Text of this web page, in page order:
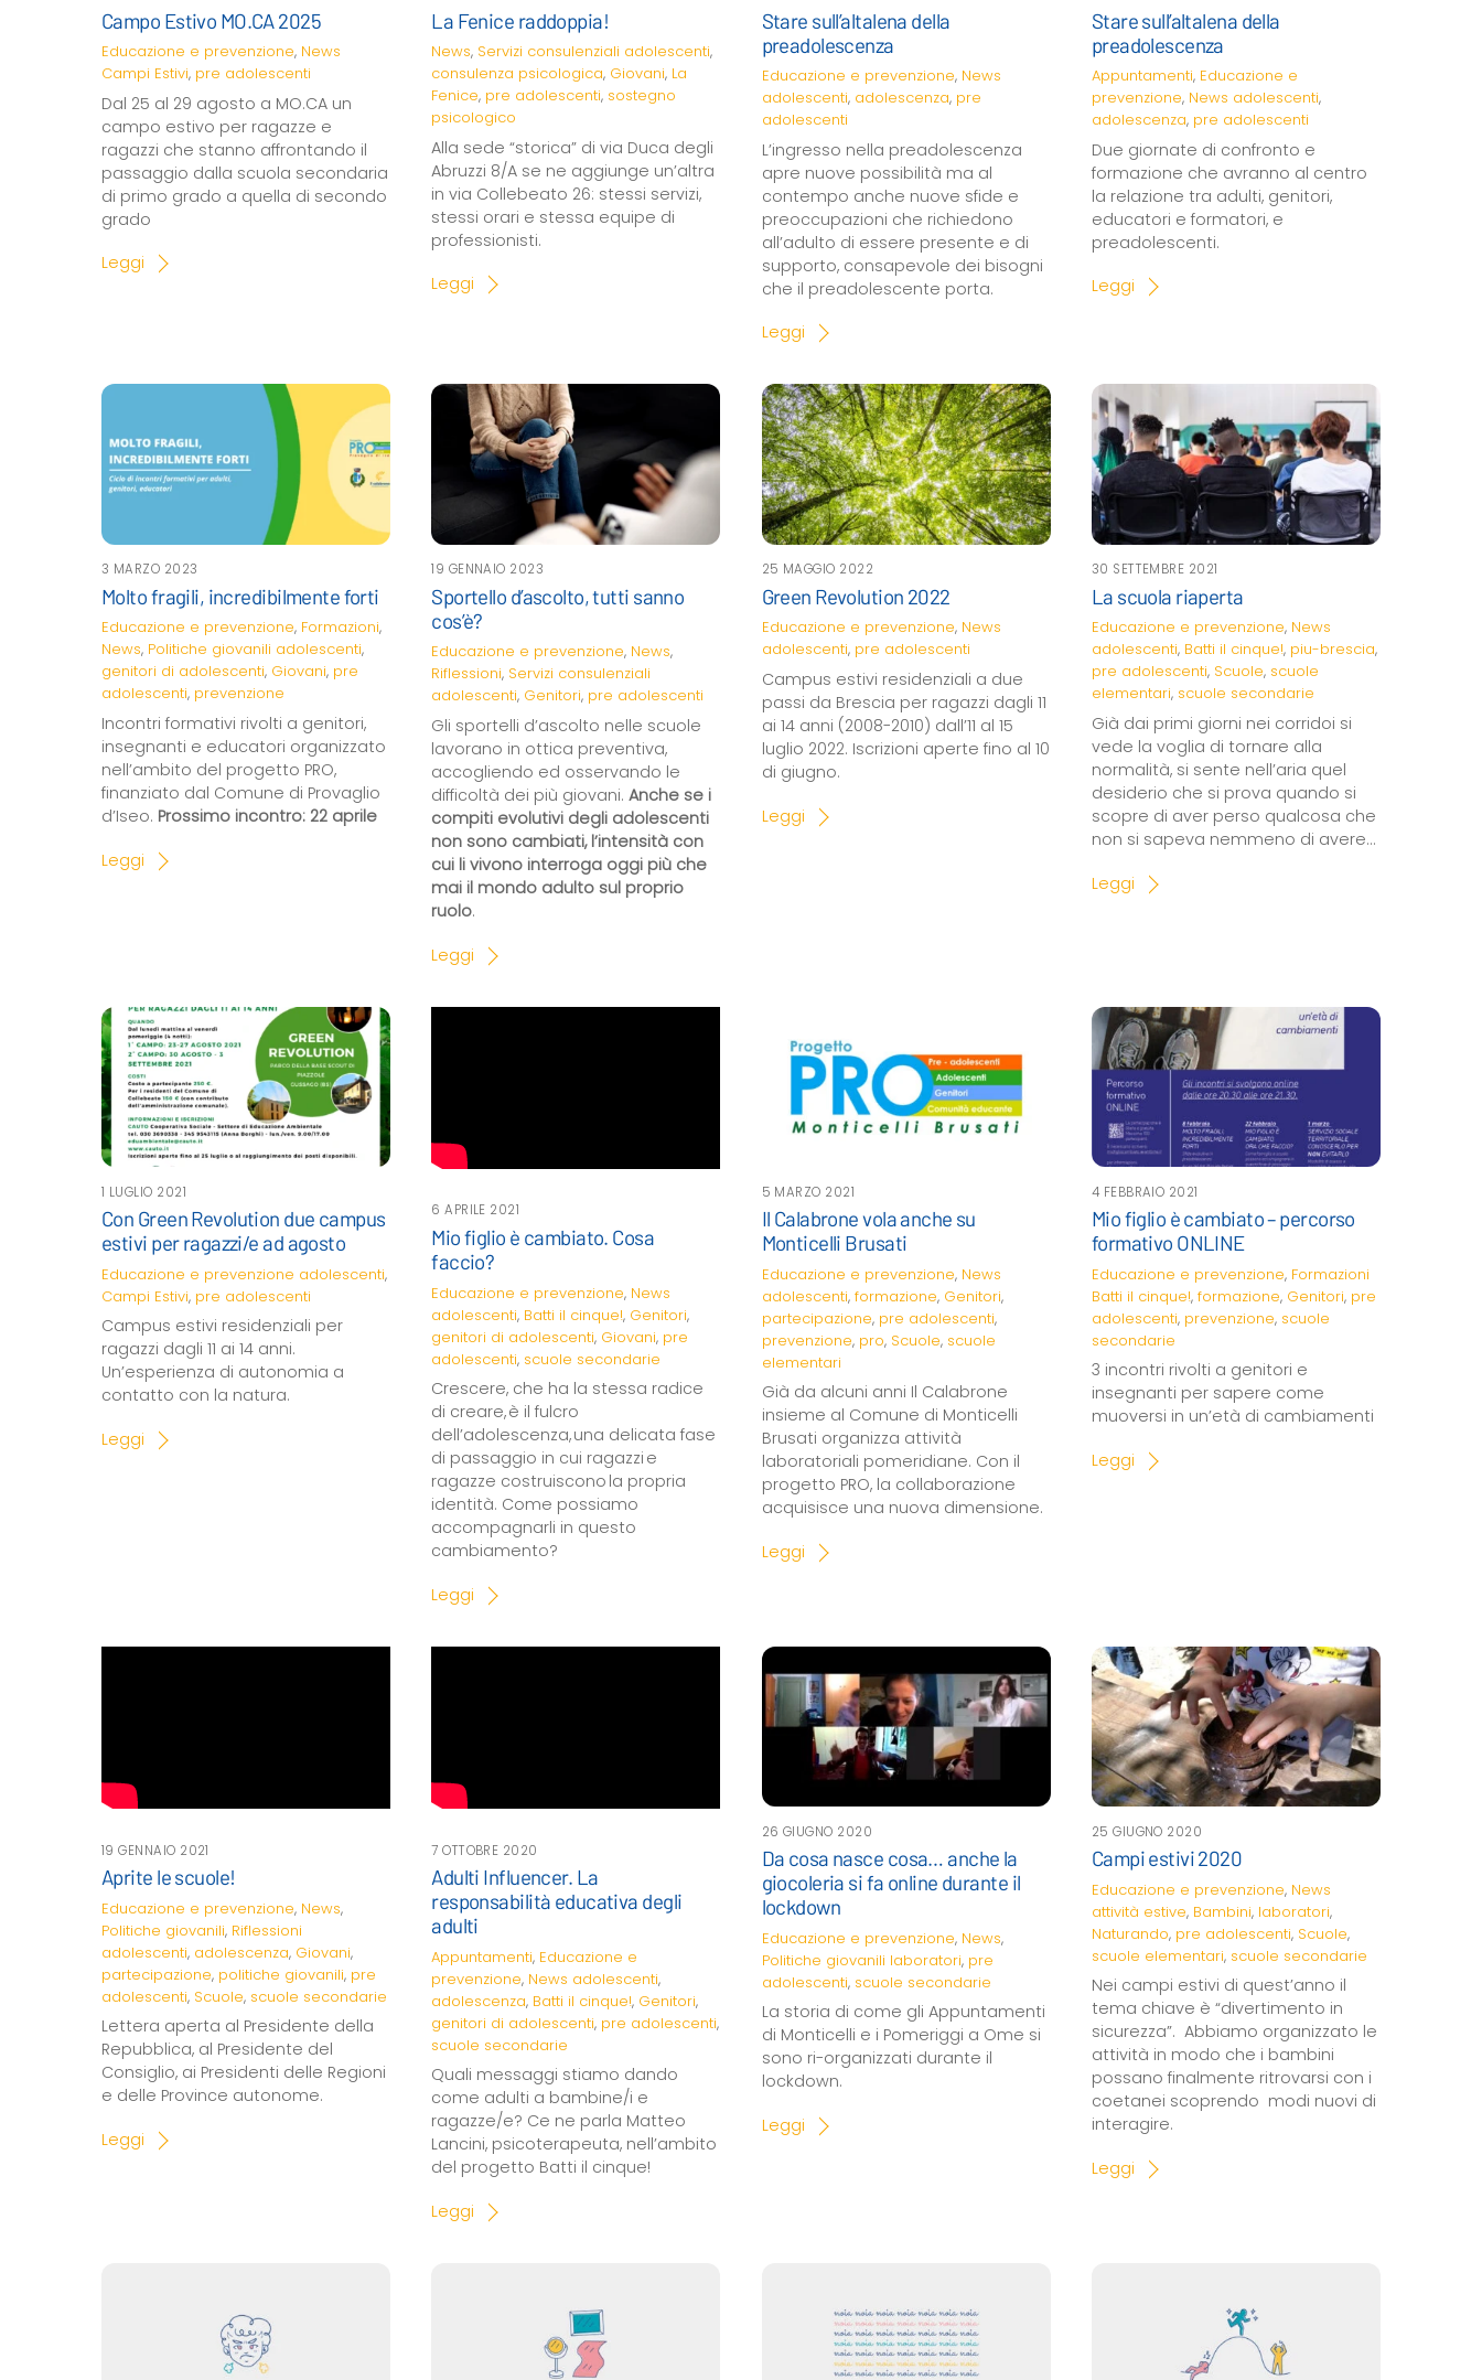
Campo Estivo MO.CA 2025
Educazione e prevenzione, News
Campi Estivi, pre adolescenti
Dal 25 al 29 agosto a MO.CA un
campo estivo per ragazze e
ragazzi che stanno affrontando il
passaggio dalla scuola secondaria
di primo grado a quella di secondo
grado
Leggi
La Fenice raddoppia!
News, Servizi consulenziali adolescenti,
consulenza psicologica, Giovani, La
Fenice, pre adolescenti, sostegno
psicologico
Alla sede “storica” di via Duca degli
Abruzzi 8/A se ne aggiunge un’altra
in via Collebeato 26: stessi servizi,
stessi orari e stessa equipe di
professionisti.
Leggi
Stare sull’altalena della
preadolescenza
Educazione e prevenzione, News
adolescenti, adolescenza, pre
adolescenti
L’ingresso nella preadolescenza
apre nuove possibilità ma al
contempo anche nuove sfide e
preoccupazioni che richiedono
all’adulto di essere presente e di
supporto, consapevole dei bisogni
che il preadolescente porta.
Leggi
Stare sull’altalena della
preadolescenza
Appuntamenti, Educazione e
prevenzione, News adolescenti,
adolescenza, pre adolescenti
Due giornate di confronto e
formazione che avranno al centro
la relazione tra adulti, genitori,
educatori e formatori, e
preadolescenti.
Leggi
3 MARZO 2023
Molto fragili, incredibilmente forti
Educazione e prevenzione, Formazioni,
News, Politiche giovanili adolescenti,
genitori di adolescenti, Giovani, pre
adolescenti, prevenzione
Incontri formativi rivolti a genitori,
insegnanti e educatori organizzato
nell’ambito del progetto PRO,
finanziato dal Comune di Provaglio
d’Iseo. Prossimo incontro: 22 aprile
Leggi
19 GENNAIO 2023
Sportello d’ascolto, tutti sanno
cos’è?
Educazione e prevenzione, News,
Riflessioni, Servizi consulenziali
adolescenti, Genitori, pre adolescenti
Gli sportelli d’ascolto nelle scuole
lavorano in ottica preventiva,
accogliendo ed osservando le
difficoltà dei più giovani.Anche se i
compiti evolutivi degli adolescenti
non sono cambiati, l’intensità con
cui li vivono interroga oggi più che
mai il mondo adulto sul proprio
ruolo.
Leggi
25 MAGGIO 2022
Green Revolution 2022
Educazione e prevenzione, News
adolescenti, pre adolescenti
Campus estivi residenziali a due
passi da Brescia per ragazzi dagli 11
ai 14 anni (2008-2010) dall’11 al 15
luglio 2022. Iscrizioni aperte fino al 10
di giugno.
Leggi
30 SETTEMBRE 2021
La scuola riaperta
Educazione e prevenzione, News
adolescenti, Batti il cinque!, piu-brescia,
pre adolescenti, Scuole, scuole
elementari, scuole secondarie
Già dai primi giorni nei corridoi si
vede la voglia di tornare alla
normalità, si sente nell’aria quel
desiderio che si prova quando si
scopre di aver perso qualcosa che
non si sapeva nemmeno di avere…
Leggi
1 LUGLIO 2021
Con Green Revolution due campus
estivi per ragazzi/e ad agosto
Educazione e prevenzione adolescenti,
Campi Estivi, pre adolescenti
Campus estivi residenziali per
ragazzi dagli 11 ai 14 anni.
Un’esperienza di autonomia a
contatto con la natura.
Leggi
6 APRILE 2021
Mio figlio è cambiato. Cosa
faccio?
Educazione e prevenzione, News
adolescenti, Batti il cinque!, Genitori,
genitori di adolescenti, Giovani, pre
adolescenti, scuole secondarie
Crescere, che ha la stessa radice
di creare, è il fulcro
dell’adolescenza, una delicata fase
di passaggio in cui ragazzi e
ragazze costruiscono la propria
identità. Come possiamo
accompagnarli in questo
cambiamento?
Leggi
5 MARZO 2021
Il Calabrone vola anche su
Monticelli Brusati
Educazione e prevenzione, News
adolescenti, formazione, Genitori,
partecipazione, pre adolescenti,
prevenzione, pro, Scuole, scuole
elementari
Già da alcuni anni Il Calabrone
insieme al Comune di Monticelli
Brusati organizza attività
laboratoriali pomeridiane. Con il
progetto PRO, la collaborazione
acquisisce una nuova dimensione.
Leggi
4 FEBBRAIO 2021
Mio figlio è cambiato – percorso
formativo ONLINE
Educazione e prevenzione, Formazioni
Batti il cinque!, formazione, Genitori, pre
adolescenti, prevenzione, scuole
secondarie
3 incontri rivolti a genitori e
insegnanti per sapere come
muoversi in un’età di cambiamenti
Leggi
19 GENNAIO 2021
Aprite le scuole!
Educazione e prevenzione, News,
Politiche giovanili, Riflessioni
adolescenti, adolescenza, Giovani,
partecipazione, politiche giovanili, pre
adolescenti, Scuole, scuole secondarie
Lettera aperta al Presidente della
Repubblica, al Presidente del
Consiglio, ai Presidenti delle Regioni
e delle Province autonome.
Leggi
7 OTTOBRE 2020
Adulti Influencer. La
responsabilità educativa degli
adulti
Appuntamenti, Educazione e
prevenzione, News adolescenti,
adolescenza, Batti il cinque!, Genitori,
genitori di adolescenti, pre adolescenti,
scuole secondarie
Quali messaggi stiamo dando
come adulti a bambine/i e
ragazze/e? Ce ne parla Matteo
Lancini, psicoterapeuta, nell’ambito
del progetto Batti il cinque!
Leggi
26 GIUGNO 2020
Da cosa nasce cosa… anche la
giocoleria si fa online durante il
lockdown
Educazione e prevenzione, News,
Politiche giovanili laboratori, pre
adolescenti, scuole secondarie
La storia di come gli Appuntamenti
di Monticelli e i Pomeriggi a Ome si
sono ri-organizzati durante il
lockdown.
Leggi
25 GIUGNO 2020
Campi estivi 2020
Educazione e prevenzione, News
attività estive, Bambini, laboratori,
Naturando, pre adolescenti, Scuole,
scuole elementari, scuole secondarie
Nei campi estivi di quest’anno il
tema chiave è “divertimento in
sicurezza”. Abbiamo organizzato le
attività in modo che i bambini
possano finalmente ritrovarsi con i
coetanei scoprendo modi nuovi di
interagire.
Leggi